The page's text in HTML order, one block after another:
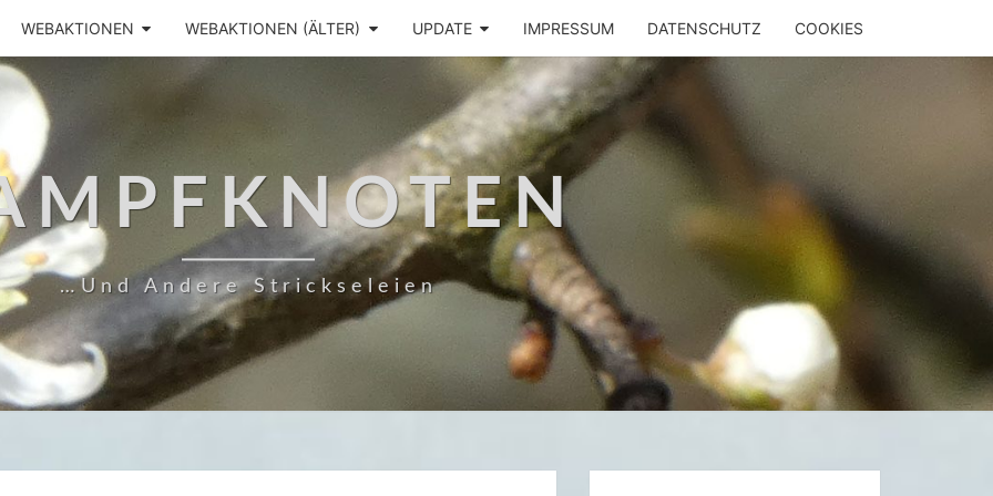
WEBAKTIONEN WEBAKTIONEN (ÄLTER) UPDATE IMPRESSUM DATENSCHUTZ COOKIES
…und Andere Strickseleien